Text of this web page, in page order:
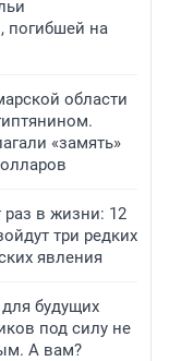
погибшей на
области
«замять»
раз в жизни: 12
три редких
явления
будущих
под силу не
А вам?